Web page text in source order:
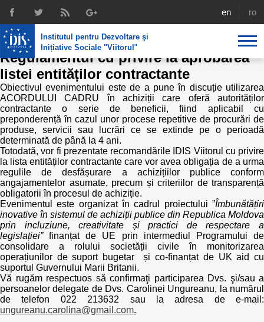
english
Institutul pentru Dezvoltare şi
Inițiative Sociale "Viitorul "
Despre noi
Profil
Recrutare
Chairman's legacy
Acorduri semnate
Echipa
Scrisori de mulțumire
Media despre IDIS
Rapoarte
Inițiative în derulare
Expertiza IDIS
Politici de reintegrare
Politici economice
Achizițiile publice în infografice
Integrare europeană
Politici sociale
Investigații în achizțiile publice
Politici regionale
Bunele practici
Media
Biblioteca
Emisiuni
Buletinul informativ „Achizițiile publice în vizor”,
Nr.8, iunie 2023
ACORDUL CADRU - Recomandări de
politici în domeniul achizițiilor publice
și PROPUNERILE DE POLITICI -
Regulamentul cu privire la aprobarea
listei entităților contractante
Obiectivul evenimentului este de a pune în discuție utilizarea
ACORDULUI CADRU în achiziții care oferă autorităților
contractante o serie de beneficii, fiind aplicabil cu
preponderență în cazul unor procese repetitive de procurări de
produse, servicii sau lucrări ce se extinde pe o perioadă
determinată de până la 4 ani.
Totodată, vor fi prezentate recomandările IDIS Viitorul cu privire
la lista entităților contractante care vor avea obligația de a urma
regulile de desfășurare a achizițiilor publice conform
angajamentelor asumate, precum și criteriilor de transparență
obligatorii în procesul de achiziție.
Evenimentul este organizat în cadrul proiectului ”Îmbunătățiri
inovative în sistemul de achiziții publice din Republica Moldova
prin incluziune, creativitate și practici de respectare a
legislației”finanțat de UE prin intermediul Programului de
consolidare a rolului societății civile în monitorizarea
operațiunilor de suport bugetar și co-finanțat de UK aid cu
suportul Guvernului Marii Britanii.
Vă rugăm respectuos să confirmaţi participarea Dvs. şi/sau a
persoanelor delegate de Dvs. Carolinei Ungureanu, la numărul
de telefon 022 213632 sau la adresa de e-mail:
ungureanu.carolina@gmail.com.